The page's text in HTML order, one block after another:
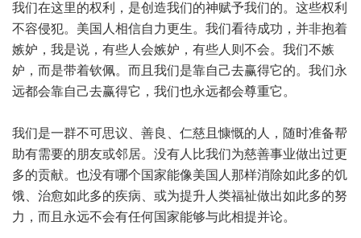
我们在这里的权利，是创造我们的神赋予我们的。这些权利
不容侵犯。美国人相信自力更生。我们看待成功，并非抱着
嫉妒，我是说，有些人会嫉妒，有些人则不会。我们不嫉
妒，而是带着钦佩。而且我们是靠自己去赢得它的。我们永
远都会靠自己去赢得它，我们也永远都会尊重它。
我们是一群不可思议、善良、仁慈且慷慨的人，随时准备帮
助有需要的朋友或邻居。没有人比我们为慈善事业做出过更
多的贡献。也没有哪个国家能像美国人那样消除如此多的饥
饿、治愈如此多的疾病、或为提升人类福祉做出如此多的努
力，而且永远不会有任何国家能够与此相提并论。